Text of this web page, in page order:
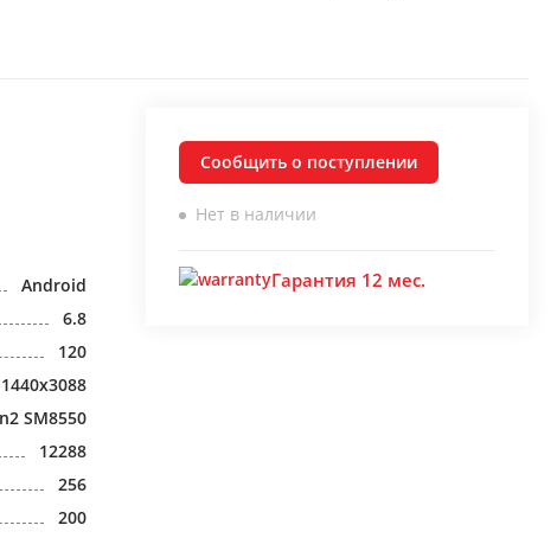
Android
6.8
120
1440x3088
SM8550
12288
256
200
Сообщить о поступлении
Нет в наличии
Гарантия 12 мес.